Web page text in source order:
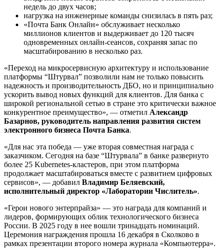
недель до двух часов;
нагрузка на инженерные команды снизилась в пять раз;
«Почта Банк Онлайн» обслуживает несколько
миллионов клиентов и выдерживает до 120 тысяч
одновременных онлайн-сеансов, сохраняя запас по
масштабированию в несколько раз.
«Переход на микросервисную архитектуру и использование
платформы “Штурвал” позволили нам не только повысить
надежность и производительность ДБО, но и принципиально
ускорить вывод новых функций для клиентов. Для банка с
широкой региональной сетью в стране это критически важное
конкурентное преимущество», — отметил Александр
Базарнов, руководитель направления развития систем
электронного бизнеса Почта Банка.
«Для нас эта победа — уже вторая совместная награда с
заказчиком. Сегодня на базе “Штурвала” в банке развернуто
более 25 Kubernetes-кластеров, при этом платформа
продолжает масштабироваться вместе с развитием цифровых
сервисов», — добавил Владимир Беляевский,
исполнительный директор «Лаборатории Числитель».
«Герои нового энтерпрайза» — это награда для компаний и
лидеров, формирующих облик технологического бизнеса
России. В 2025 году в нее вошли тринадцать номинаций.
Церемония награждения прошла 16 декабря в Сколково в
рамках презентации второго номера журнала «Компьютерра».